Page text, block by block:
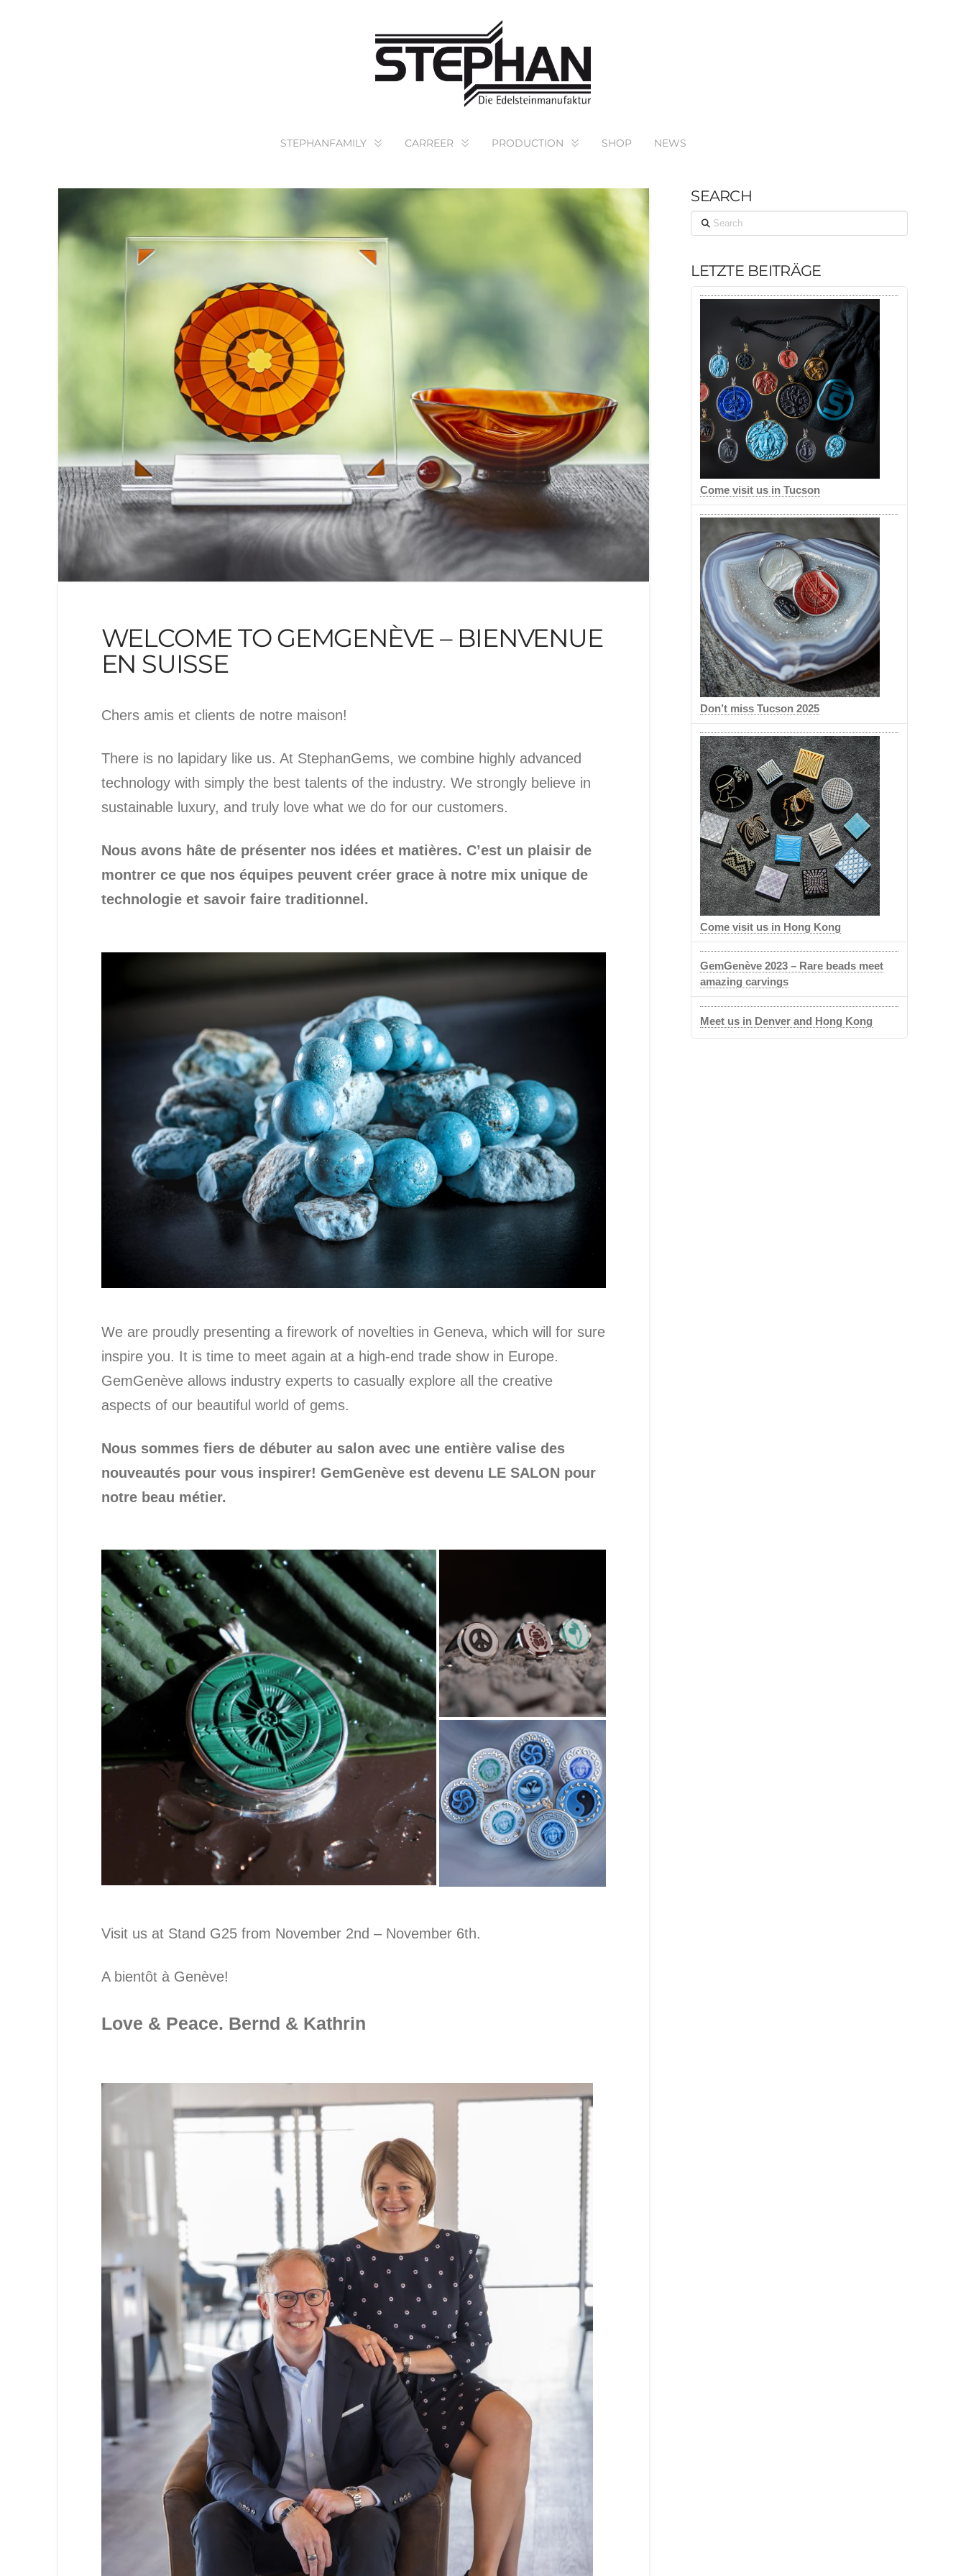
STEPHANFAMILY CARREER PRODUCTION SHOP NEWS
WELCOME TO GEMGENÈVE – BIENVENUE
EN SUISSE
Chers amis et clients de notre maison!
There is no lapidary like us. At StephanGems, we combine highly advanced
technology with simply the best talents of the industry. We strongly believe in
sustainable luxury, and truly love what we do for our customers.
Nous avons hâte de présenter nos idées et matières. C’est un plaisir de
montrer ce que nos équipes peuvent créer grace à notre mix unique de
technologie et savoir faire traditionnel.
We are proudly presenting a firework of novelties in Geneva, which will for sure
inspire you. It is time to meet again at a high-end trade show in Europe.
GemGenève allows industry experts to casually explore all the creative
aspects of our beautiful world of gems.
Nous sommes fiers de débuter au salon avec une entière valise des
nouveautés pour vous inspirer! GemGenève est devenu LE SALON pour
notre beau métier.
Visit us at Stand G25 from November 2nd – November 6th.
A bientôt à Genève!
Love & Peace. Bernd & Kathrin
SEARCH
Search
LETZTE BEITRÄGE
Come visit us in Tucson
Don’t miss Tucson 2025
Come visit us in Hong Kong
GemGenève 2023 – Rare beads meet
amazing carvings
Meet us in Denver and Hong Kong